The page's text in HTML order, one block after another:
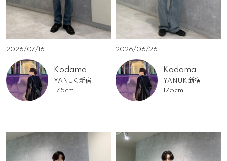
2026/07/16
Kodama
YANUK 新宿
175cm
2026/06/26
Kodama
YANUK 新宿
175cm